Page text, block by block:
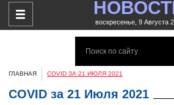
воскресенье, 9 Августа
ГЛАВНАЯ COVID ЗА 21 ИЮЛЯ 2021
COVID за 21 Июля 2021